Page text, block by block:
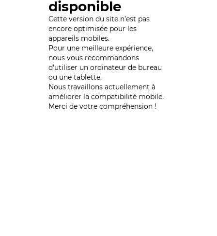
disponible
Cette version du site n’est pas
encore optimisée pour les
appareils mobiles.
Pour une meilleure expérience,
nous vous recommandons
d'utiliser un ordinateur de bureau
ou une tablette.
Nous travaillons actuellement à
améliorer la compatibilité mobile.
Merci de votre compréhension !